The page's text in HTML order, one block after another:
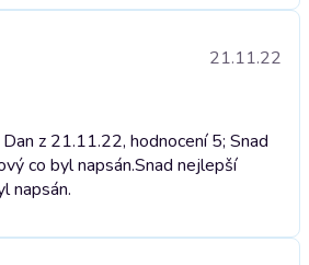
21.11.22
z 21.11.22, hodnocení 5; Snad
co byl napsán.Snad nejlepší
napsán.